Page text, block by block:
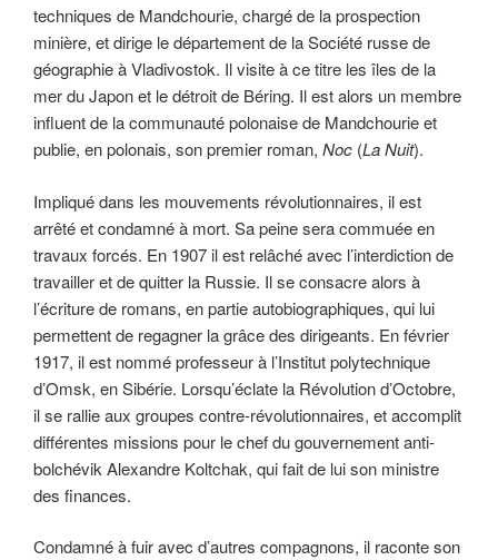
techniques de Mandchourie, chargé de la prospection
minière, et dirige le département de la Société russe de
géographie à Vladivostok. Il visite à ce titre les îles de la
mer du Japon et le détroit de Béring. Il est alors un membre
influent de la communauté polonaise de Mandchourie et
publie, en polonais, son premier roman, Noc (La Nuit).
Impliqué dans les mouvements révolutionnaires, il est
arrêté et condamné à mort. Sa peine sera commuée en
travaux forcés. En 1907 il est relâché avec l’interdiction de
travailler et de quitter la Russie. Il se consacre alors à
l’écriture de romans, en partie autobiographiques, qui lui
permettent de regagner la grâce des dirigeants. En février
1917, il est nommé professeur à l’Institut polytechnique
d’Omsk, en Sibérie. Lorsqu’éclate la Révolution d’Octobre,
il se rallie aux groupes contre-révolutionnaires, et accomplit
différentes missions pour le chef du gouvernement anti-
bolchévik Alexandre Koltchak, qui fait de lui son ministre
des finances.
Condamné à fuir avec d’autres compagnons, il raconte son